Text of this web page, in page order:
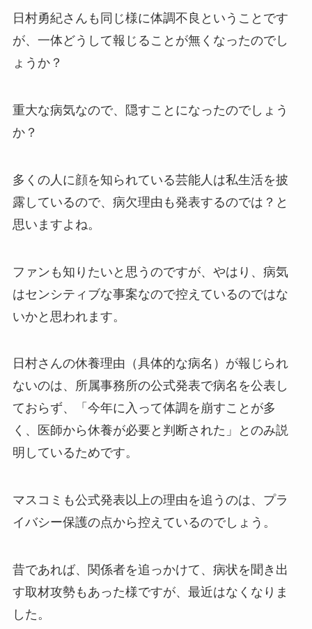
日村勇紀さんも同じ様に体調不良ということです
が、一体どうして報じることが無くなったのでし
ょうか？
重大な病気なので、隠すことになったのでしょう
か？
多くの人に顔を知られている芸能人は私生活を披
露しているので、病欠理由も発表するのでは？と
思いますよね。
ファンも知りたいと思うのですが、やはり、病気
はセンシティブな事案なので控えているのではな
いかと思われます。
日村さんの休養理由（具体的な病名）が報じられ
ないのは、所属事務所の公式発表で病名を公表し
ておらず、「今年に入って体調を崩すことが多
く、医師から休養が必要と判断された」とのみ説
明しているためです。
マスコミも公式発表以上の理由を追うのは、プラ
イバシー保護の点から控えているのでしょう。
昔であれば、関係者を追っかけて、病状を聞き出
す取材攻勢もあった様ですが、最近はなくなりま
した。